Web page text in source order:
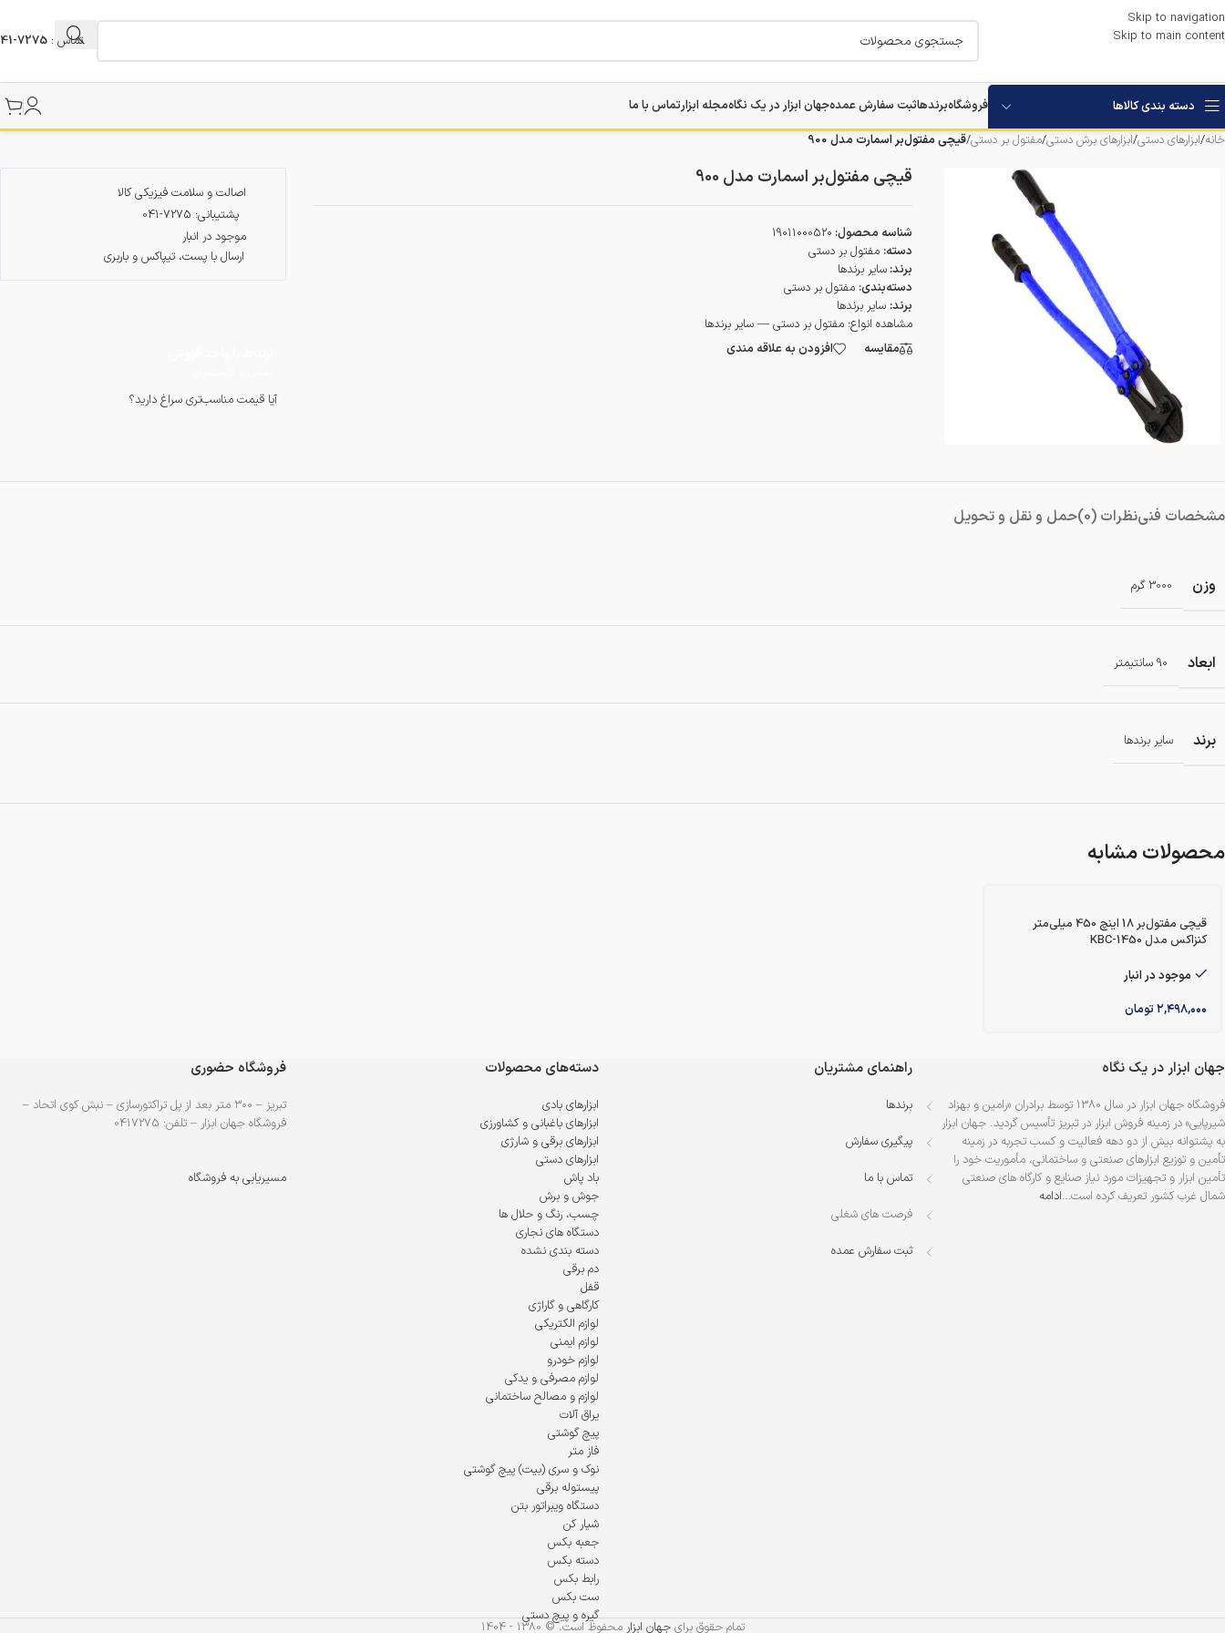
Skip to navigation
Skip to main content
تماس : 7275-041
دسته بندی کالاها فروشگاهبرندهاثبت سفارش عمدهجهان ابزار در یک نگاهمجله ابزارتماس با ما
خانه/ابزارهای دستی/ابزارهای برش دستی/مفتول بر دستی/قیچی مفتول‌بر اسمارت مدل 900
قیچی مفتول‌بر اسمارت مدل 900
شناسه محصول: 19011000520
دسته: مفتول بر دستی
برند:سایر برندها
دسته‌بندی: مفتول بر دستی
برند: سایر برندها
مشاهده انواع:مفتول بر دستی — سایر برندها
مقایسه
افزودن به علاقه مندی
اصالت و سلامت فیزیکی کالا
پشتیبانی: 7275-041
موجود در انبار
ارسال با پست، تیپاکس و باربری
آیا قیمت مناسب‌تری سراغ دارید؟
مشخصات فنینظرات (0) حمل و نقل و تحویل
وزن 3000 گرم
ابعاد 90 سانتیمتر
برند سایر برندها
محصولات مشابه
قیچی مفتول‌بر 18 اینچ 450 میلی‌متر
کنزاکس مدل KBC-1450
موجود در انبار
۲,۴۹۸,۰۰۰تومان
جهان ابزار در یک نگاه
فروشگاه جهان ابزار در سال 1380 توسط برادران «رامین و بهزاد
شیرپایی» در زمینه فروش ابزار در تبریز تأسیس گردید. جهان ابزار
به پشتوانه بیش از دو دهه فعالیت و کسب تجربه در زمینه
تأمین و توزیع ابزارهای صنعتی و ساختمانی، مأموریت خود را
تأمین ابزار و تجهیزات مورد نیاز صنایع و کارگاه های صنعتی
شمال غرب کشور تعریف کرده است…ادامه
راهنمای مشتریان
برندها
پیگیری سفارش
تماس با ما
فرصت های شغلی
ثبت سفارش عمده
دسته‌های محصولات
ابزارهای بادی
ابزارهای باغبانی و کشاورزی
ابزارهای برقی و شارژی
ابزارهای دستی
باد پاش
جوش و برش
چسب، رنگ و حلال ها
دستگاه های نجاری
دسته بندی نشده
دم برقی
قفل
کارگاهی و گاراژی
لوازم الکتریکی
لوازم ایمنی
لوازم خودرو
لوازم مصرفی و یدکی
لوازم و مصالح ساختمانی
یراق آلات
پیچ گوشتی
فاز متر
نوک و سری (بیت) پیچ گوشتی
پیستوله برقی
دستگاه ویبراتور بتن
شیار کن
جعبه بکس
دسته بکس
رابط بکس
ست بکس
گیره و پیچ دستی
فروشگاه حضوری
تبریز – ۳۰۰ متر بعد از پل تراکتورسازی – نبش کوی اتحاد –
فروشگاه جهان ابزار – تلفن: 0417275
مسیریابی به فروشگاه
تمام حقوق برایجهان ابزار محفوظ است. © 1380 - 1404